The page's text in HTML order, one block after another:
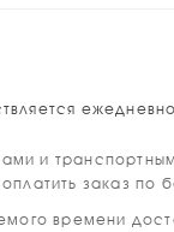
и
заказ по
времени